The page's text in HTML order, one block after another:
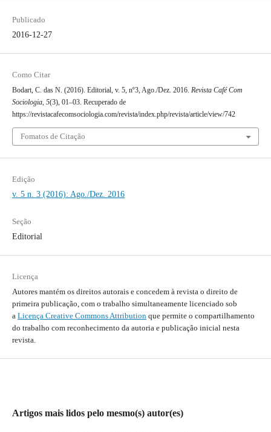
Publicado
2016-12-27
Como Citar
Bodart, C. das N. (2016). Editorial, v. 5, nº3, Ago./Dez. 2016. Revista Café Com
Sociologia, 5(3), 01–03. Recuperado de
https://revistacafecomsociologia.com/revista/index.php/revista/article/view/742
Fomatos de Citação
Edição
v. 5 n. 3 (2016): Ago./Dez. 2016
Seção
Editorial
Licença
Autores mantém os direitos autorais e concedem à revista o direito de
primeira publicação, com o trabalho simultaneamente licenciado sob
a Licença Creative Commons Attribution que permite o compartilhamento
do trabalho com reconhecimento da autoria e publicação inicial nesta
revista.
Artigos mais lidos pelo mesmo(s) autor(es)